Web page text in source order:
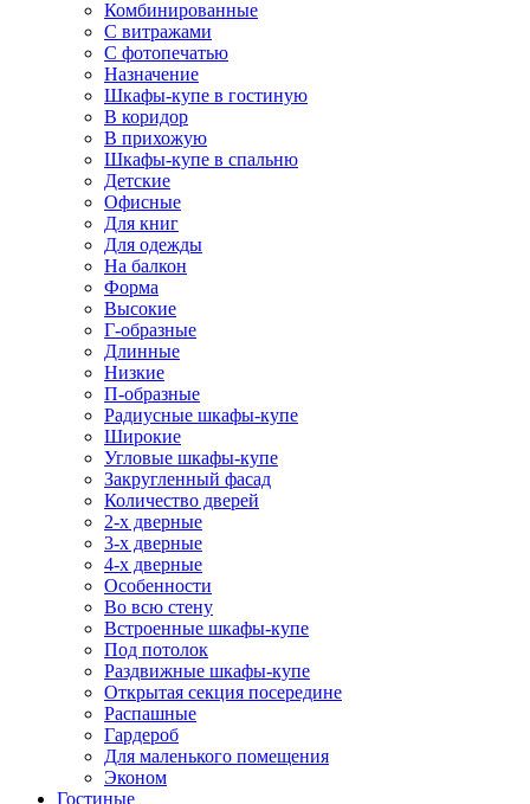
Комбинированные
С витражами
С фотопечатью
Назначение
Шкафы-купе в гостиную
В коридор
В прихожую
Шкафы-купе в спальню
Детские
Офисные
Для книг
Для одежды
На балкон
Форма
Высокие
Г-образные
Длинные
Низкие
П-образные
Радиусные шкафы-купе
Широкие
Угловые шкафы-купе
Закругленный фасад
Количество дверей
2-х дверные
3-х дверные
4-х дверные
Особенности
Во всю стену
Встроенные шкафы-купе
Под потолок
Раздвижные шкафы-купе
Открытая секция посередине
Распашные
Гардероб
Для маленького помещения
Эконом
Гостиные